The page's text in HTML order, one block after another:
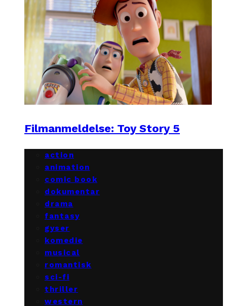
Filmanmeldelse: Toy Story 5
action
animation
comic book
dokumentar
drama
fantasy
gyser
komedie
musical
romantisk
sci-fi
thriller
western